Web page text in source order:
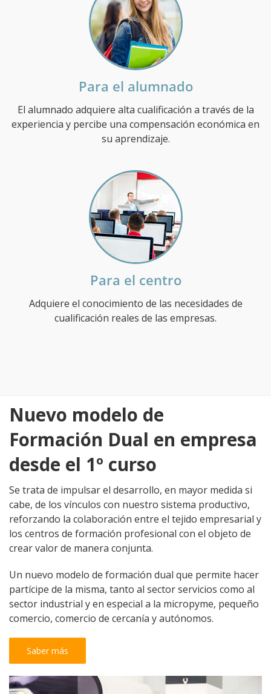
Para el alumnado
El alumnado adquiere alta cualificación a través de la
experiencia y percibe una compensación económica en
su aprendizaje.
Para el centro
Adquiere el conocimiento de las necesidades de
cualificación reales de las empresas.
Nuevo modelo de
Formación Dual en empresa
desde el 1º curso
Se trata de impulsar el desarrollo, en mayor medida si
cabe, de los vínculos con nuestro sistema productivo,
reforzando la colaboración entre el tejido empresarial y
los centros de formación profesional con el objeto de
crear valor de manera conjunta.
Un nuevo modelo de formación dual que permite hacer
partícipe de la misma, tanto al sector servicios como al
sector industrial y en especial a la micropyme, pequeño
comercio, comercio de cercanía y autónomos.
Saber más